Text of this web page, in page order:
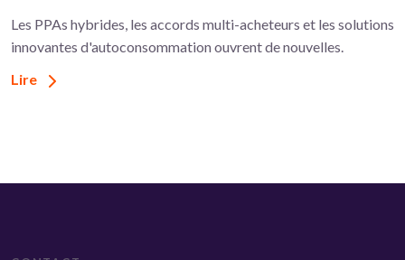
Les PPAs hybrides, les accords multi-acheteurs et les solutions
innovantes d'autoconsommation ouvrent de nouvelles.
Lire